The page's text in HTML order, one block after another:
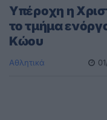
Yπέροχη η
το τμήμα
Κώου
Αθλητικά